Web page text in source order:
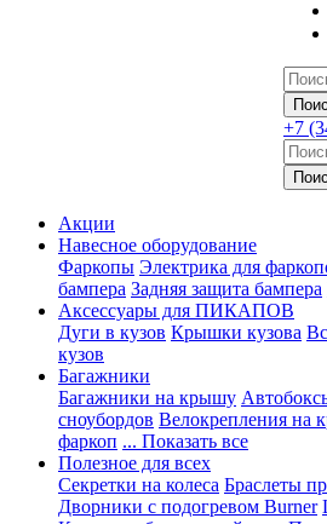
+7
Акции
Навесное оборудование
Фаркопы Электрика для
бампера Задняя защита бампера
Аксессуары для ПИКАПОВ
Дуги в кузов Крышки кузова
кузов
Багажники
Багажники на крышу
сноубордов Велокрепления на
фаркоп ... Показать все
Полезное для всех
Секретки на колеса Браслеты
Дворники с подогревом Burner